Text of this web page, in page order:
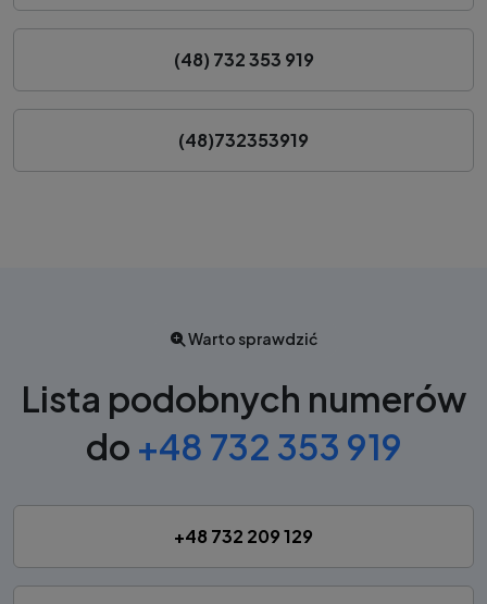
(48) 732 353 919
(48)732353919
Warto sprawdzić
Lista podobnych numerów
do +48 732 353 919
+48 732 209 129